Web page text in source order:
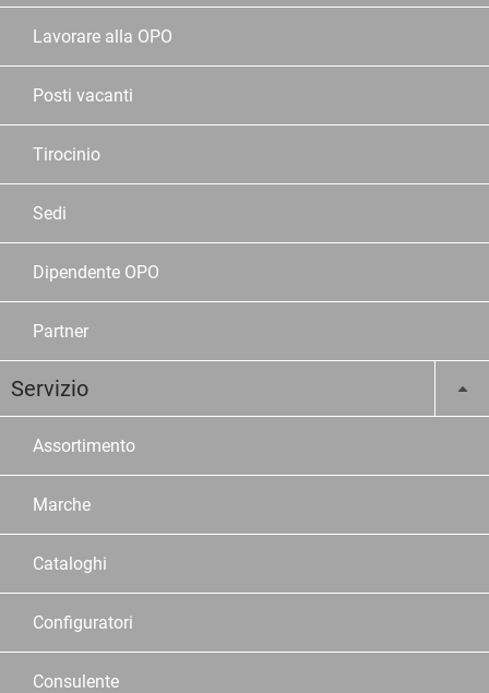
Lavorare alla OPO
Posti vacanti
Tirocinio
Sedi
Dipendente OPO
Partner
Servizio
Assortimento
Marche
Cataloghi
Configuratori
Consulente